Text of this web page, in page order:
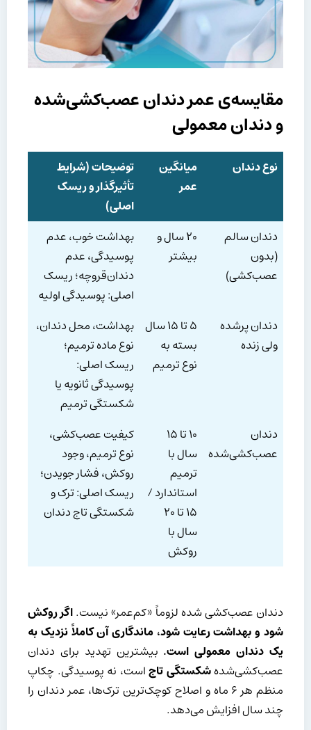
مقایسه‌ی عمر دندان عصب‌کشی‌شده
و دندان معمولی
نوع دندان
میانگین
عمر
توضیحات (شرایط
تأثیرگذار و ریسک
اصلی)
دندان سالم
(بدون
عصب‌کشی)
۲۰ سال و
بیشتر
بهداشت خوب، عدم
پوسیدگی، عدم
دندان‌قروچه؛ ریسک
اصلی: پوسیدگی اولیه
دندان پرشده
ولی زنده
۵ تا ۱۵ سال
بسته به
نوع ترمیم
بهداشت، محل دندان،
نوع ماده ترمیم؛
ریسک اصلی:
پوسیدگی ثانویه یا
شکستگی ترمیم
دندان
عصب‌کشی‌شده
۱۰ تا ۱۵
سال با
ترمیم
استاندارد /
۱۵ تا ۲۰
سال با
روکش
کیفیت عصب‌کشی،
نوع ترمیم، وجود
روکش، فشار جویدن؛
ریسک اصلی: ترک و
شکستگی تاج دندان
دندان عصب‌کشی شده لزوماً «کم‌عمر» نیست.اگر روکش
شود و بهداشت رعایت شود، ماندگاری آن کاملاً نزدیک به
یک دندان معمولی است. بیشترین تهدید برای دندان
عصب‌کشی‌شدهشکستگی تاجاست، نه پوسیدگی. چکاپ
منظم هر ۶ ماه و اصلاح کوچک‌ترین ترک‌ها، عمر دندان را
چند سال افزایش می‌دهد.